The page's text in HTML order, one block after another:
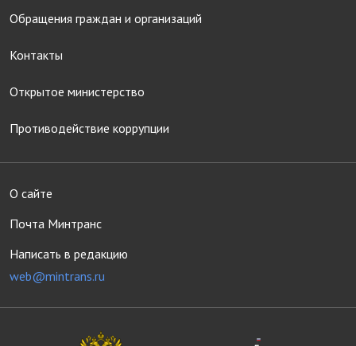
Обращения граждан и организаций
Контакты
Открытое министерство
Противодействие коррупции
О сайте
Почта Минтранс
Написать в редакцию
web@mintrans.ru